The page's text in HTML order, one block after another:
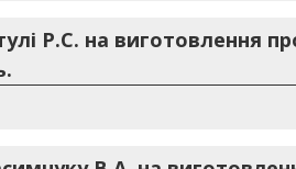
Р.С. на виготовлення